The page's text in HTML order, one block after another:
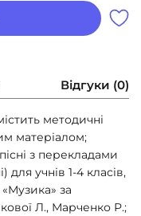
Відгуки (0)
методичні
матеріалом;
з перекладами
для учнів 1-4 класів,
за
Л., Марченко Р.;